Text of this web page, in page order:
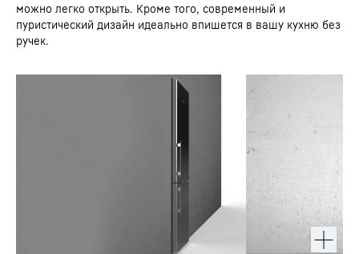
можно легко открыть. Кроме того, современный и
пуристический дизайн идеально впишется в вашу кухню без
ручек.